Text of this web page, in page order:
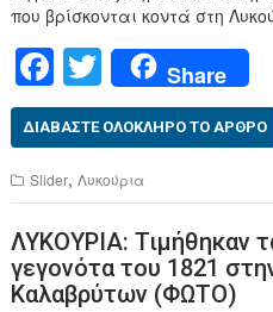
που βρίσκονται κοντά στη
F
a
c
e
b
o
o
T
wi
tt
er
Share
ΔΙΑΒΆΣΤΕ ΟΛΌΚΛΗΡΟ ΤΟ ΆΡΘΡΟ
Slider,Λυκούρια
ΛΥΚΟΥΡΙΑ: Τιμήθηκαν
γεγονότα του 1821
Καλαβρύτων (ΦΩΤΟ)